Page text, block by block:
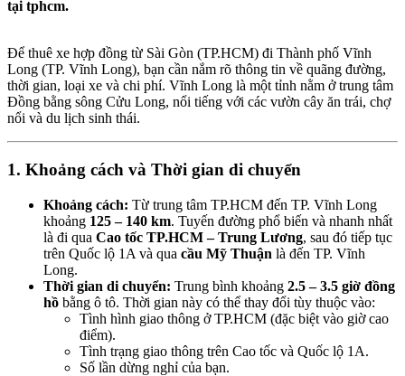
tại tphcm.
Để thuê xe hợp đồng từ Sài Gòn (TP.HCM) đi Thành phố Vĩnh
Long (TP. Vĩnh Long), bạn cần nắm rõ thông tin về quãng đường,
thời gian, loại xe và chi phí. Vĩnh Long là một tỉnh nằm ở trung tâm
Đồng bằng sông Cửu Long, nổi tiếng với các vườn cây ăn trái, chợ
nổi và du lịch sinh thái.
1. Khoảng cách và Thời gian di chuyển
Khoảng cách: Từ trung tâm TP.HCM đến TP. Vĩnh Long
khoảng 125 – 140 km. Tuyến đường phổ biến và nhanh nhất
là đi qua Cao tốc TP.HCM – Trung Lương, sau đó tiếp tục
trên Quốc lộ 1A và qua cầu Mỹ Thuận là đến TP. Vĩnh
Long.
Thời gian di chuyển: Trung bình khoảng 2.5 – 3.5 giờ đồng
hồ bằng ô tô. Thời gian này có thể thay đổi tùy thuộc vào:
Tình hình giao thông ở TP.HCM (đặc biệt vào giờ cao
điểm).
Tình trạng giao thông trên Cao tốc và Quốc lộ 1A.
Số lần dừng nghỉ của bạn.